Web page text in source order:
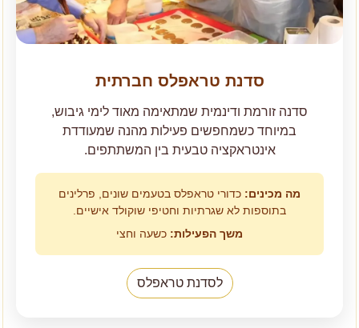
סדנת טראפלס חברתית
סדנה זורמת ודינמית שמתאימה מאוד לימי גיבוש,
במיוחד כשמחפשים פעילות מהנה שמעודדת
אינטראקציה טבעית בין המשתתפים.
מה מכינים: כדורי טראפלס בטעמים שונים, פרלינים
בתוספות לא שגרתיות וחטיפי שוקולד אישיים.
משך הפעילות: כשעה וחצי
לסדנת טראפלס